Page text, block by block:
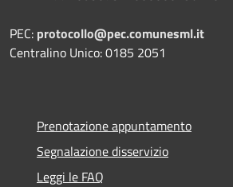
PEC: protocollo@pec.comunesml.it
Centralino Unico: 0185 2051
Prenotazione appuntamento
Segnalazione disservizio
Leggi le FAQ